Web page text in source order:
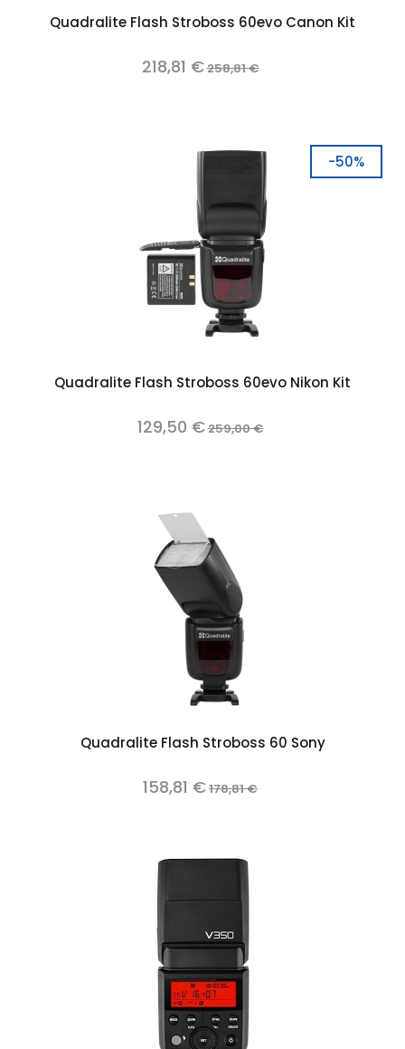
Quadralite Flash Stroboss 60evo Canon Kit
218,81 €258,81 €
-50%
Quadralite Flash Stroboss 60evo Nikon Kit
129,50 €259,00 €
Quadralite Flash Stroboss 60 Sony
158,81 €178,81 €